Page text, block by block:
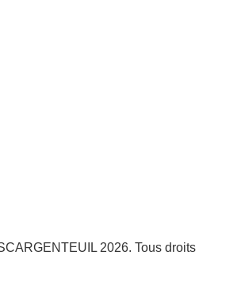
2026. Tous droits